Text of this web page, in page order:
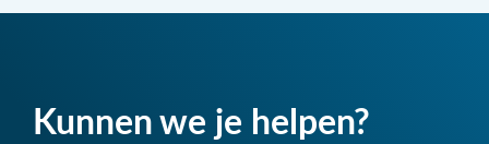
Kunnen we je helpen?